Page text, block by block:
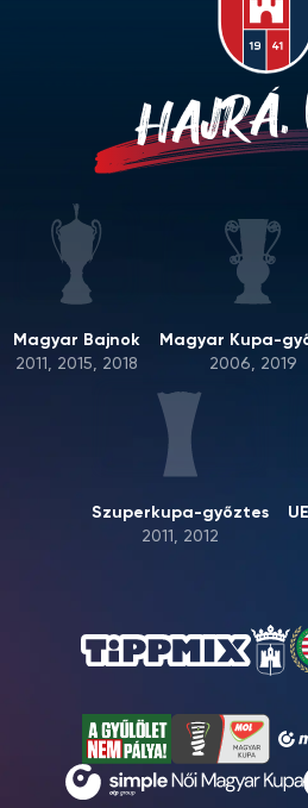
Magyar Bajnok
2011, 2015, 2018
Magyar Kupa-
2006, 2019
Szuperkupa-győztes
2011, 2012